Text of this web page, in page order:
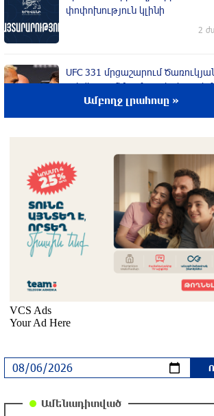
փոփոխություն կլինի
2
UFC 331 մրցաշարում
Օլիվեյրա մենամարտի
պատճառը բացահայտվել է
մեկ
ՆԳՆ-ն՝ աղբակույտի տակ
քաղաքացու մահվան մասին
մեկ
Ավտովթար՝ Կոտայքի մարզում.
Զովունի-Եղվարդ ճանապարհին
բախվել են «Alfa Romeo»-ն և
կա վիրավոր
մեկ
Արժևորվում է Շիրակի
32
Վրաստանում պետական ​​
Ամբողջ լրահոսը »
Ամենադիտված